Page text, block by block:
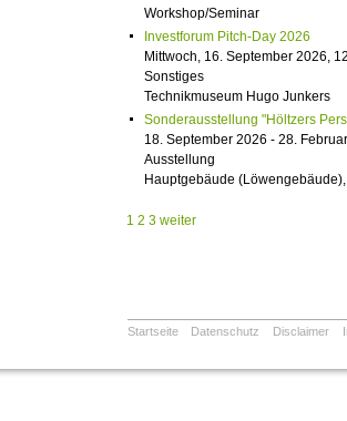
Workshop/Seminar
Investforum Pitch-Day 2026
Mittwoch, 16. September 2026,
Sonstiges
Technikmuseum Hugo Junkers
Sonderausstellung "Höltzers
18. September 2026 - 28.
Ausstellung
Hauptgebäude
1 2 3 weiter
Startseite Datenschutz Disclaimer